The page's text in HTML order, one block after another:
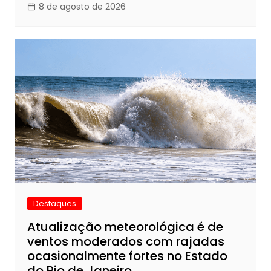
8 de agosto de 2026
Destaques
Atualização meteorológica é de
ventos moderados com rajadas
ocasionalmente fortes no Estado